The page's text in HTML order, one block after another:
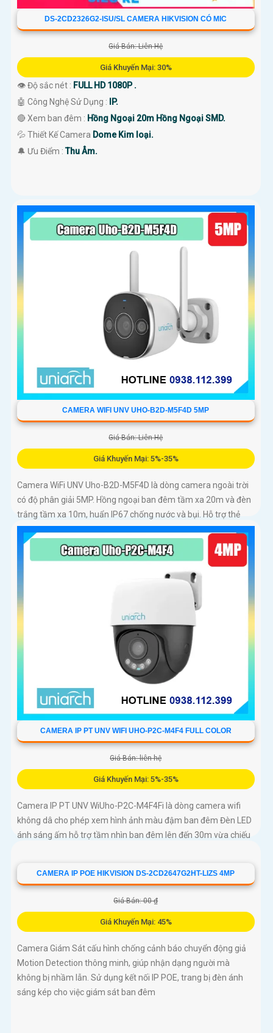
DS-2CD2326G2-ISU/SL CAMERA HIKVISION CÓ MIC
Giá Bán: Liên Hệ
Giá Khuyến Mại: 30%
👁 Độ sắc nét : FULL HD 1080P .
🤖️ Công Nghệ Sử Dụng :
IP.
🔴 Xem ban đêm : Hồng Ngoại 20m Hồng Ngoại SMD.
💦 Thiết Kế Camera Dome Kim loại.
️🔔 Ưu Điểm :Thu Âm.
CAMERA WIFI UNV UHO-B2D-M5F4D 5MP
Giá Bán: Liên Hệ
Giá Khuyến Mại: 5%-35%
Camera WiFi UNV Uho-B2D-M5F4D là dòng camera ngoài trời
có độ phân giải 5MP. Hồng ngoại ban đêm tầm xa 20m và đèn
trắng tầm xa 10m, huẩn IP67 chống nước và bụi. Hỗ trợ thẻ
nhớ MicroSD tối đa 128GB
CAMERA IP PT UNV WIFI UHO-P2C-M4F4 FULL COLOR
Giá Bán: liên hệ
Giá Khuyến Mại: 5%-35%
Camera IP PT UNV WiUho-P2C-M4F4Fi là dòng camera wifi
không dâ cho phép xem hình ảnh màu đậm ban đêm Đèn LED
ánh sáng ấm hỗ trợ tầm nhìn ban đêm lên đến 30m vừa chiếu
CAMERA IP POE HIKVISION DS-2CD2647G2HT-LIZS 4MP
Giá Bán: 00 ₫
Giá Khuyến Mại: 45%
Camera Giám Sát cấu hình chống cảnh báo chuyển động giả
Motion Detection thông minh, giúp nhận dạng người mà
không bị nhầm lẫn. Sử dụng kết nối IP POE, trang bị đèn ánh
sáng kép cho việc giám sát ban đêm